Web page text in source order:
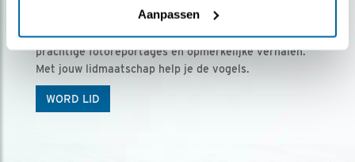
Aanpassen
Ontvang 5 x Vogels voor € 36,00 per jaar
Vogels is het tijdschrift voor onze leden, met
prachtige fotoreportages en opmerkelijke verhalen.
Met jouw lidmaatschap help je de vogels.
WORD LID